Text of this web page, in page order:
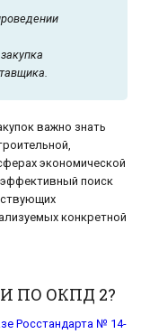
важно знать
экономической
поиск
конкретной
ПО ОКПД 2?
Росстандарта № 14-